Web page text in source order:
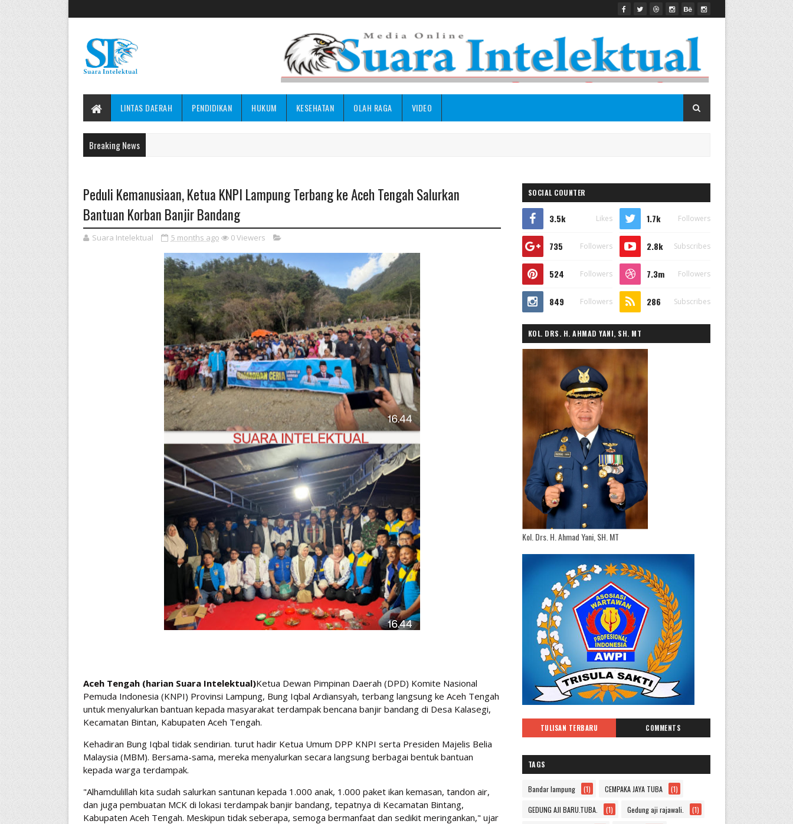
LINTAS DAERAH PENDIDIKAN HUKUM KESEHATAN OLAH RAGA VIDEO
Breaking News
Peduli Kemanusiaan, Ketua KNPI Lampung Terbang ke Aceh Tengah Salurkan
Bantuan Korban Banjir Bandang
Suara Intelektual 5 months ago 0Viewers
Aceh Tengah (harian Suara Intelektual)Ketua Dewan Pimpinan Daerah (DPD) Komite Nasional
Pemuda Indonesia (KNPI) Provinsi Lampung, Bung Iqbal Ardiansyah, terbang langsung ke Aceh Tengah
untuk menyalurkan bantuan kepada masyarakat terdampak bencana banjir bandang di Desa Kalasegi,
Kecamatan Bintan, Kabupaten Aceh Tengah.
Kehadiran Bung Iqbal tidak sendirian. turut hadir Ketua Umum DPP KNPI serta Presiden Majelis Belia
Malaysia (MBM). Bersama-sama, mereka menyalurkan secara langsung berbagai bentuk bantuan
kepada warga terdampak.
"Alhamdulillah kita sudah salurkan santunan kepada 1.000 anak, 1.000 paket ikan kemasan, tandon air,
dan juga pembuatan MCK di lokasi terdampak banjir bandang, tepatnya di Kecamatan Bintang,
Kabupaten Aceh Tengah. Meskipun tidak seberapa, semoga bermanfaat dan sedikit meringankan," ujar
SOCIAL COUNTER
3.5k Likes 1.7k Followers
735 Followers 2.8k Subscribes
524 Followers 7.3m Followers
849 Followers 286 Subscribes
KOL. DRS. H. AHMAD YANI, SH. MT
Kol. Drs. H. Ahmad Yani, SH. MT
TULISAN TERBARU COMMENTS
TAGS
Bandar lampung (1) CEMPAKA JAYA TUBA (1)
GEDUNG AJI BARU.TUBA. (1) Gedung aji rajawali. (1)